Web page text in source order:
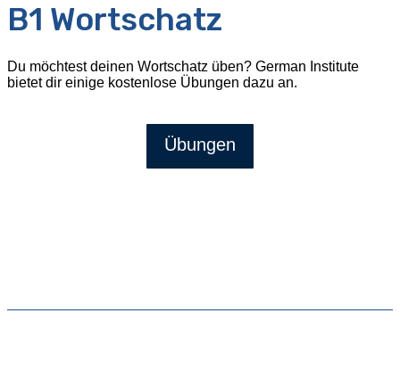
B1 Wortschatz
Du möchtest deinen Wortschatz üben? German Institute
bietet dir einige kostenlose Übungen dazu an.
Übungen